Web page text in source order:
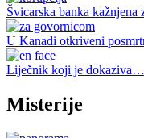
Švicarska banka
U Kanadi otkriveni
Liječnik koji je dokaziva…
Misterije